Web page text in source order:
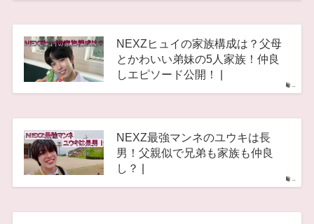
–
NEXZヒュイの家族構成は？父母
とかわいい弟妹の5人家族！仲良
しエピソード公開！ |
–
NEXZ最強マンネのユウキは長
男！父親似で兄弟も家族も仲良
し？ |